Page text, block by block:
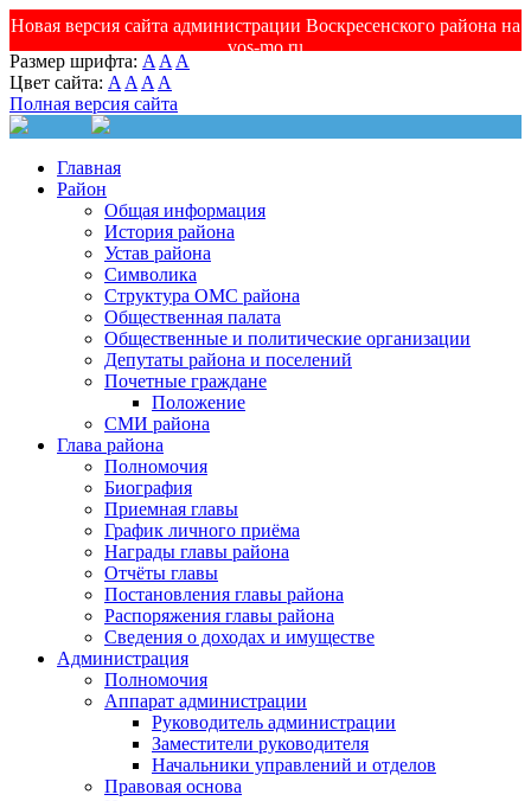
Новая версия сайта администрации Воскресенского района на
vos-mo.ru
Размер шрифта: A A A
Цвет сайта: A A A A
Полная версия сайта
Главная
Район
Общая информация
История района
Устав района
Символика
Структура ОМС района
Общественная палата
Общественные и политические организации
Депутаты района и поселений
Почетные граждане
Положение
СМИ района
Глава района
Полномочия
Биография
Приемная главы
График личного приёма
Награды главы района
Отчёты главы
Постановления главы района
Распоряжения главы района
Сведения о доходах и имуществе
Администрация
Полномочия
Аппарат администрации
Руководитель администрации
Заместители руководителя
Начальники управлений и отделов
Правовая основа